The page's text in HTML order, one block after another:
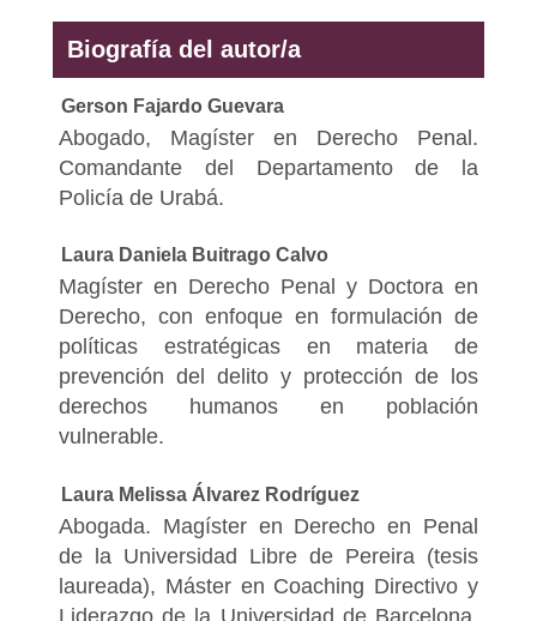
Biografía del autor/a
Gerson Fajardo Guevara
Abogado, Magíster en Derecho Penal.
Comandante del Departamento de la
Policía de Urabá.
Laura Daniela Buitrago Calvo
Magíster en Derecho Penal y Doctora en
Derecho, con enfoque en formulación de
políticas estratégicas en materia de
prevención del delito y protección de los
derechos humanos en población
vulnerable.
Laura Melissa Álvarez Rodríguez
Abogada. Magíster en Derecho en Penal
de la Universidad Libre de Pereira (tesis
laureada), Máster en Coaching Directivo y
Liderazgo de la Universidad de Barcelona.